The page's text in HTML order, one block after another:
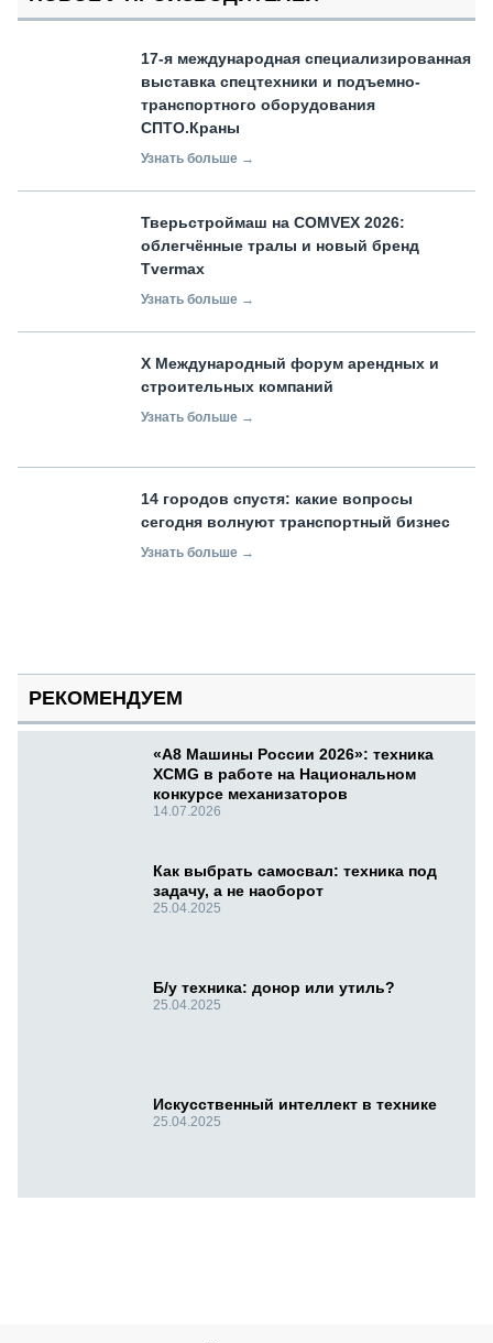
17-я международная специализированная
выставка спецтехники и подъемно-
транспортного оборудования
СПТО.Краны
Узнать больше →
Тверьстроймаш на COMVEX 2026:
облегчённые тралы и новый бренд
Tvermax
Узнать больше →
X Международный форум арендных и
строительных компаний
Узнать больше →
14 городов спустя: какие вопросы
сегодня волнуют транспортный бизнес
Узнать больше →
РЕКОМЕНДУЕМ
«А8 Машины России 2026»: техника
XCMG в работе на Национальном
конкурсе механизаторов
14.07.2026
Как выбрать самосвал: техника под
задачу, а не наоборот
25.04.2025
Б/у техника: донор или утиль?
25.04.2025
Искусственный интеллект в технике
25.04.2025